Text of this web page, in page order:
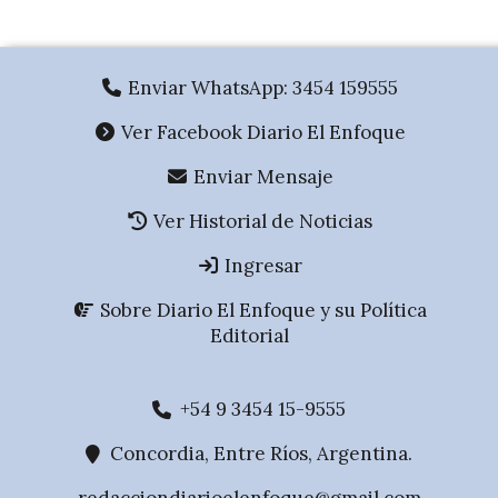
Enviar WhatsApp: 3454 159555
Ver Facebook Diario El Enfoque
Enviar Mensaje
Ver Historial de Noticias
Ingresar
Sobre Diario El Enfoque y su Política
Editorial
+54 9 3454 15-9555
Concordia, Entre Ríos, Argentina.